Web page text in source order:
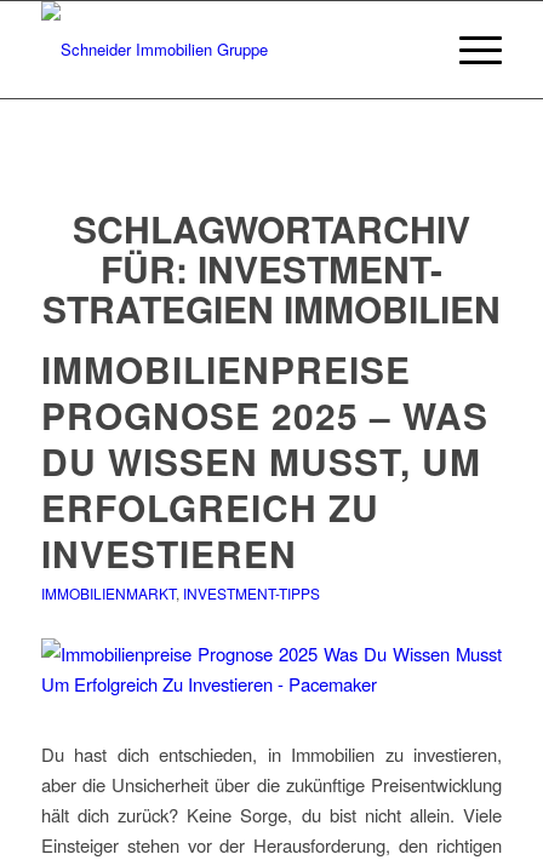
SCHLAGWORTARCHIV
FÜR: INVESTMENT-
STRATEGIEN IMMOBILIEN
IMMOBILIENPREISE
PROGNOSE 2025 – WAS
DU WISSEN MUSST, UM
ERFOLGREICH ZU
INVESTIEREN
IMMOBILIENMARKT, INVESTMENT-TIPPS
Du hast dich entschieden, in Immobilien zu investieren,
aber die Unsicherheit über die zukünftige Preisentwicklung
hält dich zurück? Keine Sorge, du bist nicht allein. Viele
Einsteiger stehen vor der Herausforderung, den richtigen